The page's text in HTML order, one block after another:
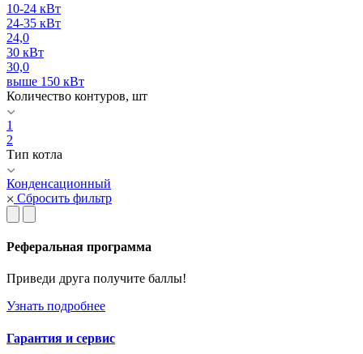
10-24 кВт
24-35 кВт
24,0
30 кВт
30,0
выше 150 кВт
Количество контуров, шт
1
2
Тип котла
Конденсационный
Сбросить фильтр
Реферальная программа
Приведи друга получите баллы!
Узнать подробнее
Гарантия и сервис